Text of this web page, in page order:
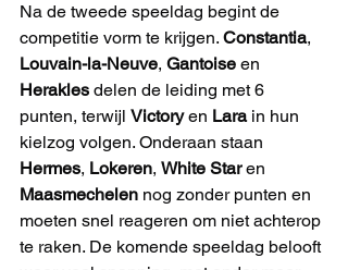
Na de tweede speeldag begint de
competitie vorm te krijgen. Constantia,
Louvain-la-Neuve, Gantoise en
Herakles delen de leiding met 6
punten, terwijl Victory en Lara in hun
kielzog volgen. Onderaan staan
Hermes, Lokeren, White Star en
Maasmechelen nog zonder punten en
moeten snel reageren om niet achterop
te raken. De komende speeldag belooft